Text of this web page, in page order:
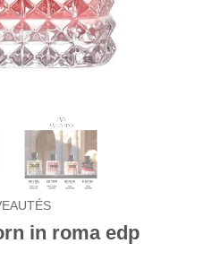
in roma edp